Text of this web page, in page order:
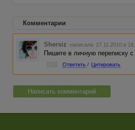
Комментарии
Shersiz написала 27.11.2010 в
Пишите в личную переписку
Ответить / Цитировать
Написать комментарий